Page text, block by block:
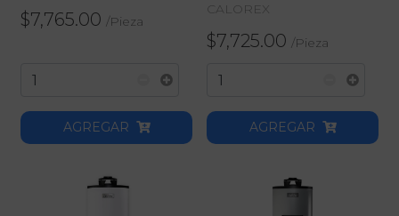
$7,765.00 /Pieza
AGREGAR
CALOREX
$7,725.00 /Pieza
AGREGAR